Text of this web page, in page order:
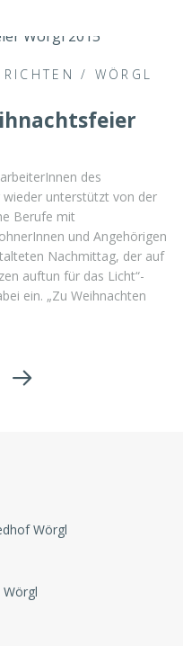
/ WÖRGL
des
wieder unterstützt von der
Berufe mit
und Angehörigen
Nachmittag, der auf
auftun für das Licht“-
ein. „Zu Weihnachten
Wörgl